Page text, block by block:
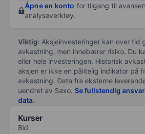
Åpne en konto for tilgang til
analyseverktøy.
Viktig: Aksjeinvesteringer kan over tid
avkastning, men innebærer risiko. Du
eller hele investeringen. Historisk
aksjen er ikke en pålitelig indikator på
avkastning. Data fra eksterne
uendret av Saxo. Se fullstendig
data.
Kurser
Bid